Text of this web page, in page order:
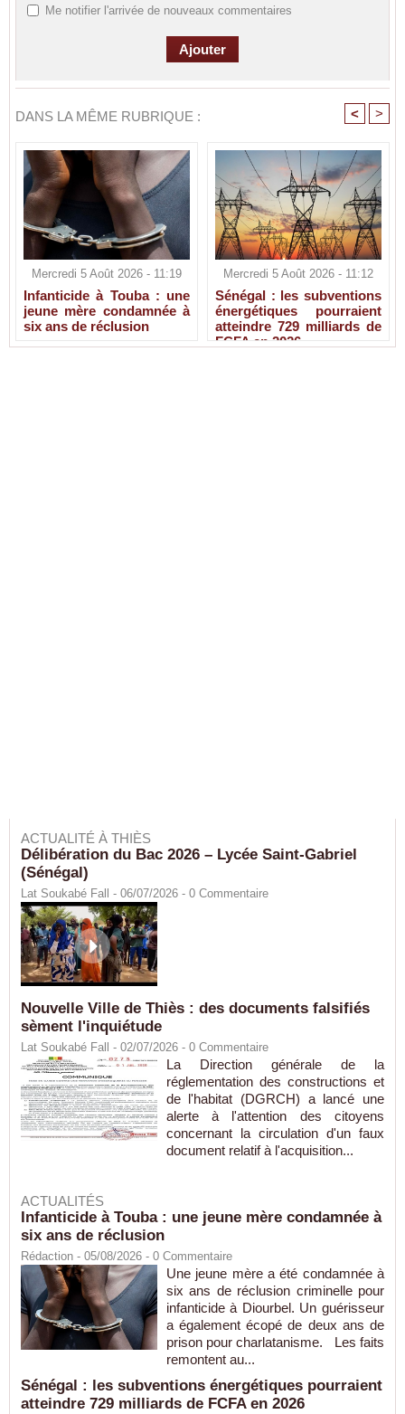
Me notifier l'arrivée de nouveaux commentaires
DANS LA MÊME RUBRIQUE : < >
Mercredi 5 Août 2026 - 11:19
Infanticide à Touba : une
jeune mère condamnée à
six ans de réclusion
Mercredi 5 Août 2026 - 11:12
Sénégal : les subventions
énergétiques pourraient
atteindre 729 milliards de
FCFA en 2026
ACTUALITÉ À THIÈS
Délibération du Bac 2026 – Lycée Saint-Gabriel
(Sénégal)
Lat Soukabé Fall - 06/07/2026 - 0 Commentaire
Nouvelle Ville de Thiès : des documents falsifiés
sèment l'inquiétude
Lat Soukabé Fall - 02/07/2026 - 0 Commentaire
La Direction générale de la
réglementation des constructions et
de l'habitat (DGRCH) a lancé une
alerte à l'attention des citoyens
concernant la circulation d'un faux
document relatif à l'acquisition...
ACTUALITÉS
Infanticide à Touba : une jeune mère condamnée à
six ans de réclusion
Rédaction - 05/08/2026 - 0 Commentaire
Une jeune mère a été condamnée à
six ans de réclusion criminelle pour
infanticide à Diourbel. Un guérisseur
a également écopé de deux ans de
prison pour charlatanisme. Les faits
remontent au...
Sénégal : les subventions énergétiques pourraient
atteindre 729 milliards de FCFA en 2026